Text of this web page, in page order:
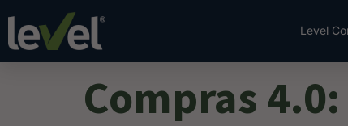
Level
Compras